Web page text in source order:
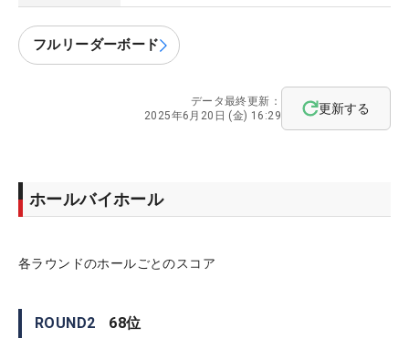
フルリーダーボード
データ最終更新：
2025年6月20日 (金) 16:29
更新する
ホールバイホール
各ラウンドのホールごとのスコア
ROUND2 68位